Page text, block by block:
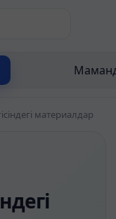
материалдар